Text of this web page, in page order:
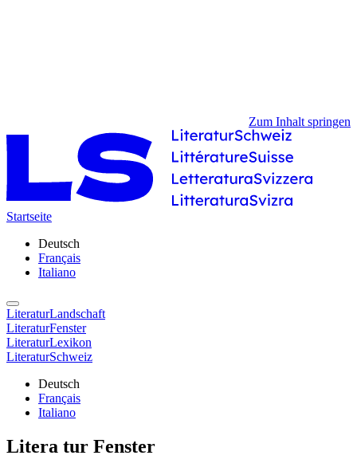
Zum Inhalt springen
Startseite
Deutsch
Français
Italiano
LiteraturLandschaft
LiteraturFenster
LiteraturLexikon
LiteraturSchweiz
Deutsch
Français
Italiano
Litera tur Fenster